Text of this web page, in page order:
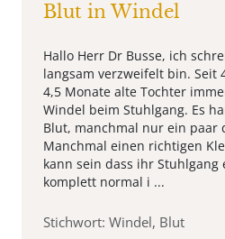
Blut in Windel
Hallo Herr Dr Busse, ich
langsam verzweifelt bin. Seit
4,5 Monate alte Tochter
Windel beim Stuhlgang. Es
Blut, manchmal nur ein paar
Manchmal einen richtigen
kann sein dass ihr Stuhlgang
komplett normal i ...
Stichwort: Windel, Blut